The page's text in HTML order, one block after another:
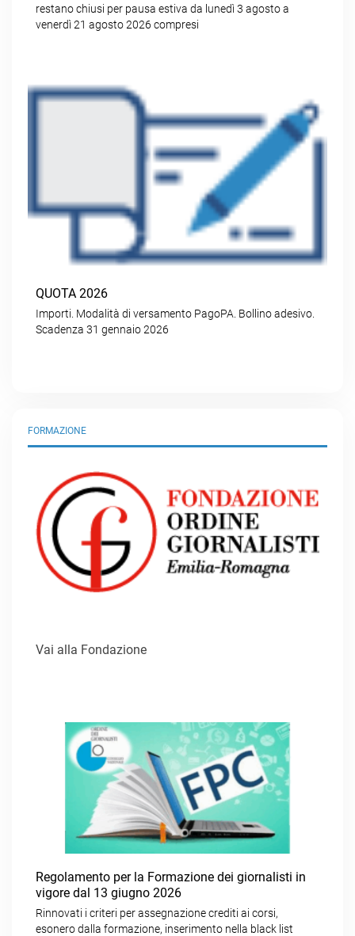
restano chiusi per pausa estiva da lunedì 3 agosto a
venerdì 21 agosto 2026 compresi
QUOTA 2026
Importi. Modalità di versamento PagoPA. Bollino adesivo.
Scadenza 31 gennaio 2026
FORMAZIONE
Vai alla Fondazione
Regolamento per la Formazione dei giornalisti in
vigore dal 13 giugno 2026
Rinnovati i criteri per assegnazione crediti ai corsi,
esonero dalla formazione, inserimento nella black list